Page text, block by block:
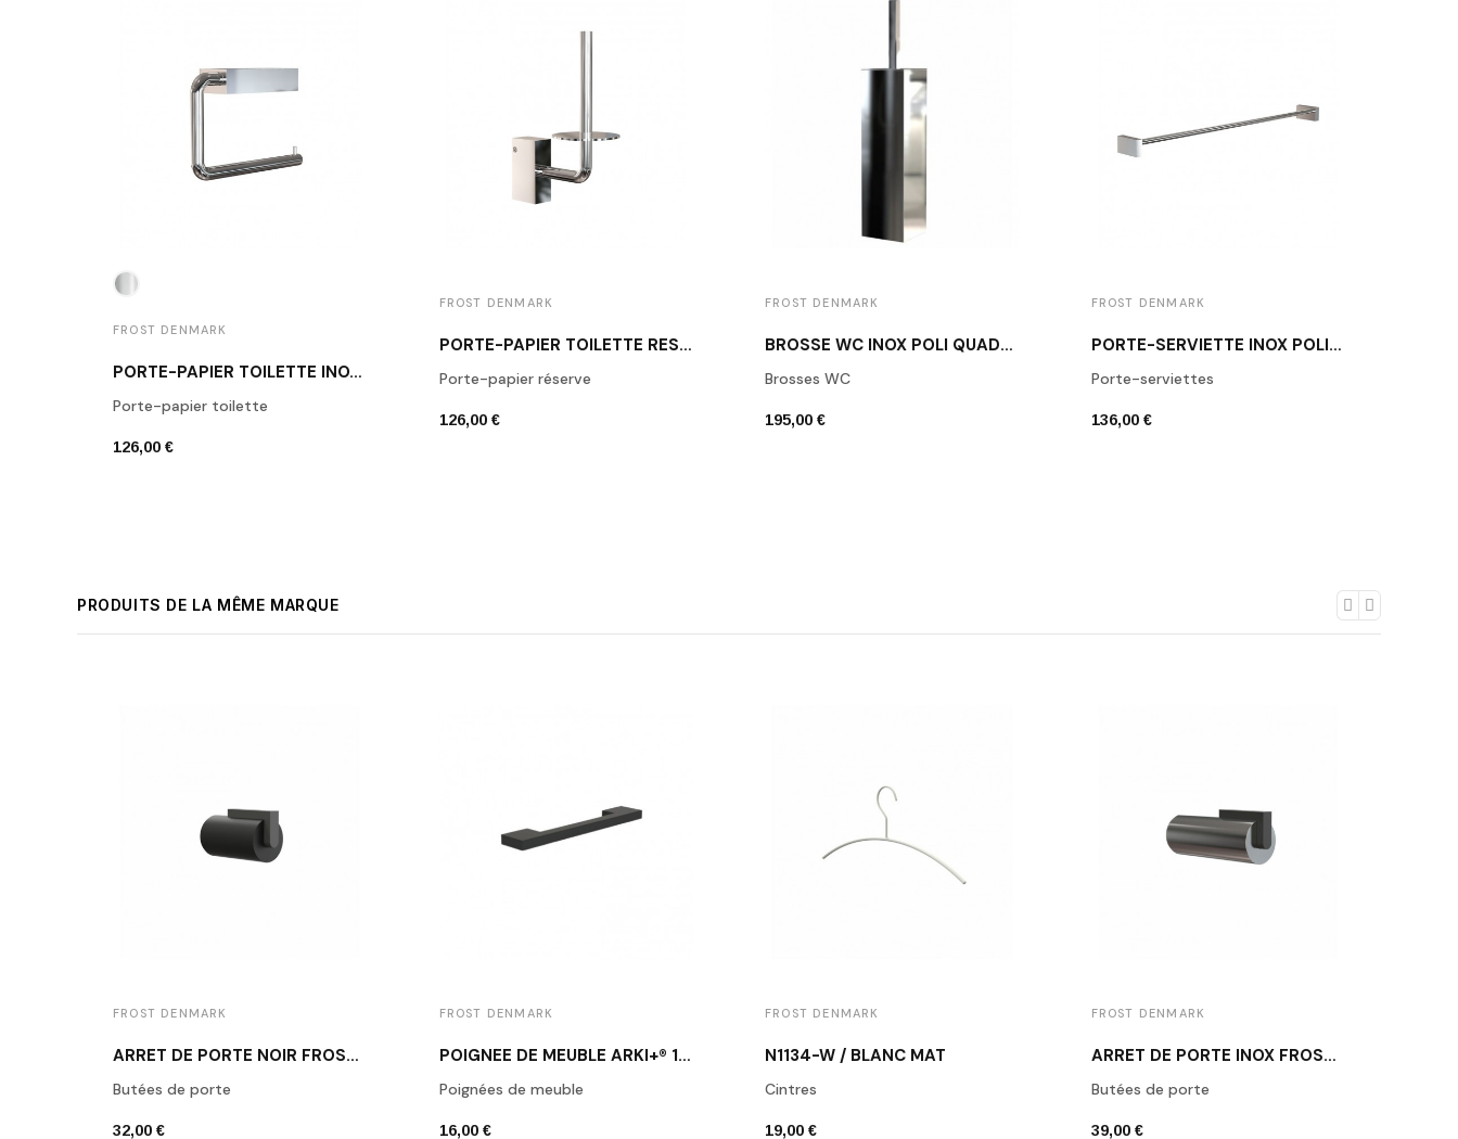
FROST DENMARK
PORTE-PAPIER TOILETTE INOX POLI QUADRA FROST DENMARK
Porte-papier toilette
126,00 €
FROST DENMARK
PORTE-PAPIER TOILETTE RÉSERVE INOX POLI Q3015.160.25
Porte-papier réserve
126,00 €
FROST DENMARK
BROSSE WC INOX POLI QUADRA 6
Brosses WC
195,00 €
FROST DENMARK
PORTE-SERVIETTE INOX POLI Q3016.600.25
Porte-serviettes
136,00 €
PRODUITS DE LA MÊME MARQUE
FROST DENMARK
ARRÊT DE PORTE NOIR FROST N1931B
Butées de porte
32,00 €
FROST DENMARK
POIGNÉE DE MEUBLE ARKI+® 160 NOIR MAT
Poignées de meuble
16,00 €
FROST DENMARK
N1134-W / BLANC MAT
Cintres
19,00 €
FROST DENMARK
ARRÊT DE PORTE INOX FROST N1931-1
Butées de porte
39,00 €